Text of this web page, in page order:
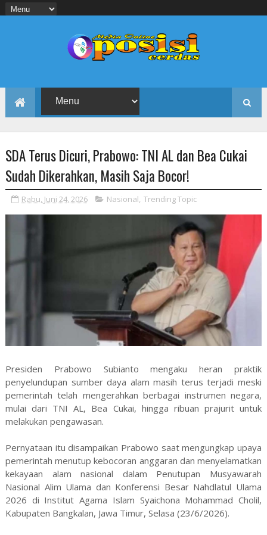
SDA Terus Dicuri, Prabowo: TNI AL dan Bea Cukai
Sudah Dikerahkan, Masih Saja Bocor!
Rabu, Juni 24, 2026 Nasional, Trending Topic
Presiden Prabowo Subianto mengaku heran praktik
penyelundupan sumber daya alam masih terus terjadi meski
pemerintah telah mengerahkan berbagai instrumen negara,
mulai dari TNI AL, Bea Cukai, hingga ribuan prajurit untuk
melakukan pengawasan.
Pernyataan itu disampaikan Prabowo saat mengungkap upaya
pemerintah menutup kebocoran anggaran dan menyelamatkan
kekayaan alam nasional dalam Penutupan Musyawarah
Nasional Alim Ulama dan Konferensi Besar Nahdlatul Ulama
2026 di Institut Agama Islam Syaichona Mohammad Cholil,
Kabupaten Bangkalan, Jawa Timur, Selasa (23/6/2026).